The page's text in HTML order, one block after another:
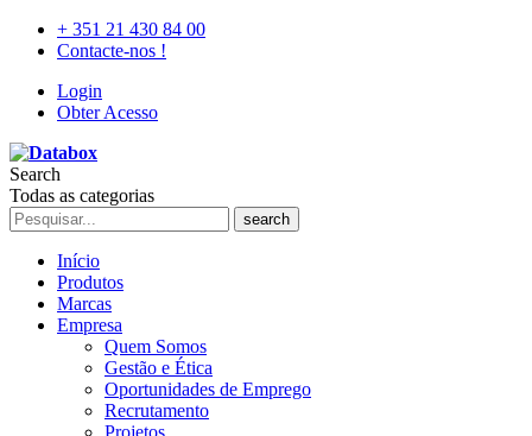
+ 351 21 430 84 00
Contacte-nos !
Login
Obter Acesso
Search
Todas as categorias
search
Início
Produtos
Marcas
Empresa
Quem Somos
Gestão e Ética
Oportunidades de Emprego
Recrutamento
Projetos